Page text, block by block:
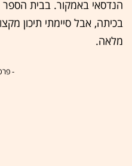
הנדסאי באמקור. בבית הספר
בכיתה, אבל סיימתי תיכון
מלאה.
-